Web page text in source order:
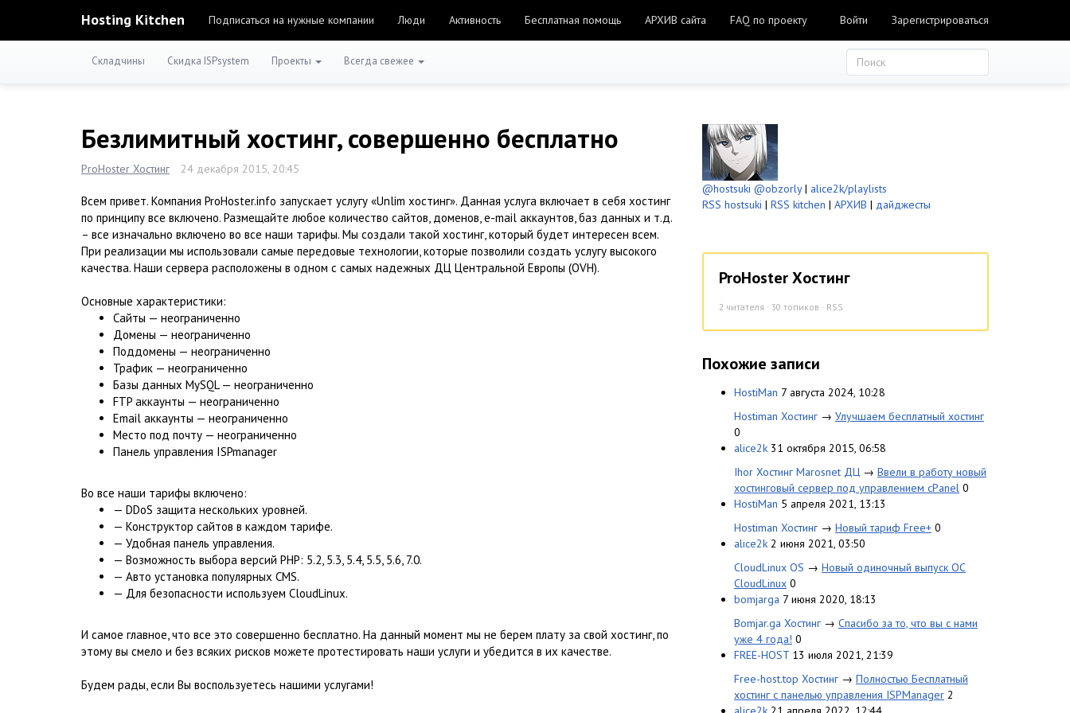
Hosting Kitchen Подписаться на нужные компании Люди Активность Бесплатная помощь АРХИВ сайта FAQ по проекту Войти Зарегистрироваться
Складчины Скидка ISPsystem Проекты Всегда свежее
Безлимитный хостинг, совершенно бесплатно
ProHoster Хостинг 24 декабря 2015, 20:45
Всем привет. Компания ProHoster.info запускает услугу «Unlim хостинг». Данная услуга включает в себя хостинг
по принципу все включено. Размещайте любое количество сайтов, доменов, e-mail аккаунтов, баз данных и т.д.
– все изначально включено во все наши тарифы. Мы создали такой хостинг, который будет интересен всем.
При реализации мы использовали самые передовые технологии, которые позволили создать услугу высокого
качества. Наши сервера расположены в одном с самых надежных ДЦ Центральной Европы (OVH).
Основные характеристики:
Сайты — неограниченно
Домены — неограниченно
Поддомены — неограниченно
Трафик — неограниченно
Базы данных MySQL — неограниченно
FTP аккаунты — неограниченно
Email аккаунты — неограниченно
Место под почту — неограниченно
Панель управления ISPmanager
Во все наши тарифы включено:
— DDoS защита нескольких уровней.
— Конструктор сайтов в каждом тарифе.
— Удобная панель управления.
— Возможность выбора версий PHP: 5.2, 5.3, 5.4, 5.5, 5.6, 7.0.
— Авто установка популярных CMS.
— Для безопасности используем CloudLinux.
И самое главное, что все это совершенно бесплатно. На данный момент мы не берем плату за свой хостинг, по
этому вы смело и без всяких рисков можете протестировать наши услуги и убедится в их качестве.
Будем рады, если Вы воспользуетесь нашими услугами!
@hostsuki @obzorly| alice2k/playlists
RSS hostsuki | RSS kitchen | АРХИВ | дайджесты
ProHoster Хостинг
2 читателя · 30 топиков · RSS
Похожие записи
HostiMan 7 августа 2024, 10:28
Hostiman Хостинг → Улучшаем бесплатный хостинг
0
alice2k 31 октября 2015, 06:58
Ihor Хостинг Marosnet ДЦ → Ввели в работу новый
хостинговый сервер под управлением cPanel 0
HostiMan 5 апреля 2021, 13:13
Hostiman Хостинг → Новый тариф Free+ 0
alice2k 2 июня 2021, 03:50
CloudLinux OS → Новый одиночный выпуск ОС
CloudLinux 0
bomjarga 7 июня 2020, 18:13
Bomjar.ga Хостинг → Спасибо за то, что вы с нами
уже 4 года! 0
FREE-HOST 13 июля 2021, 21:39
Free-host.top Хостинг → Полностью Бесплатный
хостинг с панелью управления ISPManager 2